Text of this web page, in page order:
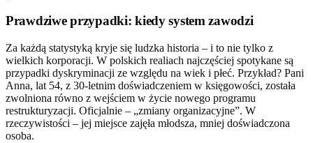
Prawdziwe przypadki: kiedy system zawodzi
Za każdą statystyką kryje się ludzka historia – i to nie tylko z
wielkich korporacji. W polskich realiach najczęściej spotykane są
przypadki dyskryminacji ze względu na wiek i płeć. Przykład? Pani
Anna, lat 54, z 30-letnim doświadczeniem w księgowości, została
zwolniona równo z wejściem w życie nowego programu
restrukturyzacji. Oficjalnie – „zmiany organizacyjne”. W
rzeczywistości – jej miejsce zajęła młodsza, mniej doświadczona
osoba.